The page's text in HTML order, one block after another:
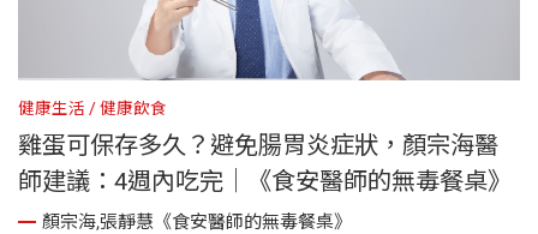
健康生活 健康飲食
雞蛋可保存多久？避免腸胃炎症狀，顏宗海醫
師建議：4週內吃完｜《食安醫師的無毒餐桌》
顏宗海,張靜慧《食安醫師的無毒餐桌》